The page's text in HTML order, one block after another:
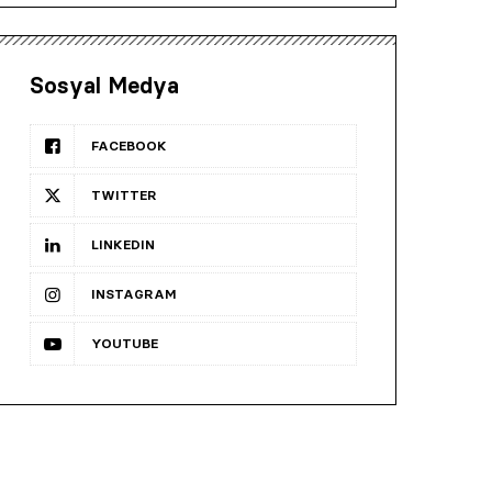
Sosyal Medya
FACEBOOK
TWITTER
LINKEDIN
INSTAGRAM
YOUTUBE